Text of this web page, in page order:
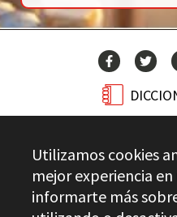
Utilizamos cookies
mejor experiencia
informarte más